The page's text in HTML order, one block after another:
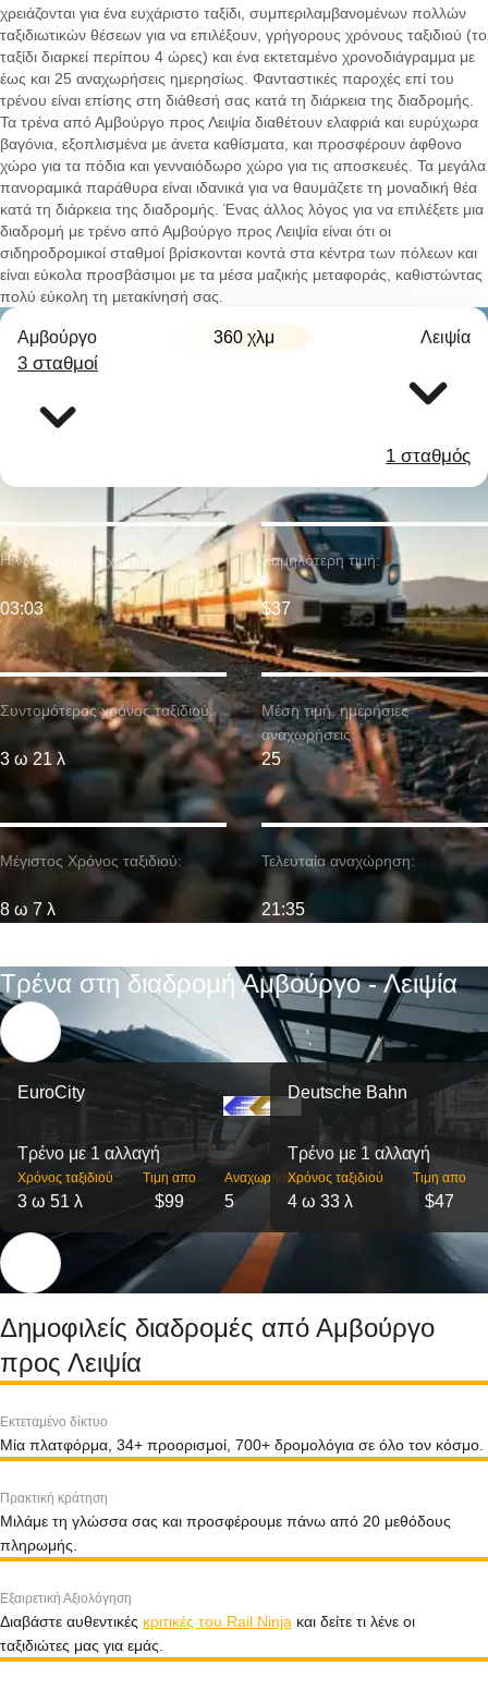
χρειάζονται για ένα ευχάριστο ταξίδι, συμπεριλαμβανομένων πολλών
ταξιδιωτικών θέσεων για να επιλέξουν, γρήγορους χρόνους ταξιδιού (το
ταξίδι διαρκεί περίπου 4 ώρες) και ένα εκτεταμένο χρονοδιάγραμμα με
έως και 25 αναχωρήσεις ημερησίως. Φανταστικές παροχές επί του
τρένου είναι επίσης στη διάθεσή σας κατά τη διάρκεια της διαδρομής.
Τα τρένα από Αμβούργο προς Λειψία διαθέτουν ελαφριά και ευρύχωρα
βαγόνια, εξοπλισμένα με άνετα καθίσματα, και προσφέρουν άφθονο
χώρο για τα πόδια και γενναιόδωρο χώρο για τις αποσκευές. Τα μεγάλα
πανοραμικά παράθυρα είναι ιδανικά για να θαυμάζετε τη μοναδική θέα
κατά τη διάρκεια της διαδρομής. Ένας άλλος λόγος για να επιλέξετε μια
διαδρομή με τρένο από Αμβούργο προς Λειψία είναι ότι οι
σιδηροδρομικοί σταθμοί βρίσκονται κοντά στα κέντρα των πόλεων και
είναι εύκολα προσβάσιμοι με τα μέσα μαζικής μεταφοράς, καθιστώντας
πολύ εύκολη τη μετακίνησή σας.
Αμβούργο 360 χλμ Λειψία
3 σταθμοί
1 σταθμός
Συντομότερος χρόνος ταξιδιού:
3 ω 21 λ
Η νωρίτερη αναχώρηση:
03:03
Μέγιστος Χρόνος ταξιδιού:
8 ω 7 λ
Χαμηλότερη τιμή:
$37
Μέση τιμή. ημερήσιες
αναχωρήσεις:
25
Τελευταία αναχώρηση:
21:35
Τρένα στη διαδρομή Αμβούργο - Λειψία
EuroCity
Τρένο με 1 αλλαγή
Χρόνος ταξιδιού
3 ω 51 λ
Τιμη απο
$99
Αναχωρήσεις
5
Deutsche Bahn
Τρένο με 1 αλλαγή
Χρόνος ταξιδιού
4 ω 33 λ
Τιμη απο
$47
Δημοφιλείς διαδρομές από Αμβούργο
προς Λειψία
Εκτεταμένο δίκτυο
Μία πλατφόρμα, 34+ προορισμοί, 700+ δρομολόγια σε όλο τον κόσμο.
Πρακτική κράτηση
Μιλάμε τη γλώσσα σας και προσφέρουμε πάνω από 20 μεθόδους
πληρωμής.
Εξαιρετική Αξιολόγηση
Διαβάστε αυθεντικές κριτικές του Rail Ninja και δείτε τι λένε οι
ταξιδιώτες μας για εμάς.